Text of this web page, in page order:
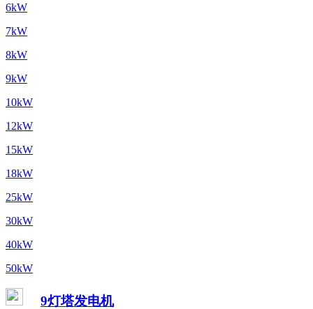
6kW
7kW
8kW
9kW
10kW
12kW
15kW
18kW
25kW
30kW
40kW
50kW
9灯塔发电机